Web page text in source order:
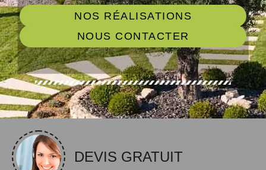
NOS RÉALISATIONS
NOUS CONTACTER
DEVIS GRATUIT